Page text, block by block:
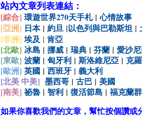
站內文章列表連結：
[綜合] 環遊世界270天手札|心情故事
[亞洲] 日本 | 約旦 |以色列與巴勒斯坦 |
[非洲] 埃及 | 肯亞
[北歐] 冰島 | 挪威 | 瑞典 | 芬蘭 | 愛沙
[東歐] 波蘭 | 匈牙利 | 斯洛維尼亞 | 克
[歐洲] 英國 | 西班牙 | 義大利
[北美 中美] 墨西哥 | 古巴 | 美國
[南美] 祕魯 | 智利 | 復活節島 | 福克蘭
如果你喜歡我們的文章，幫忙按個讚